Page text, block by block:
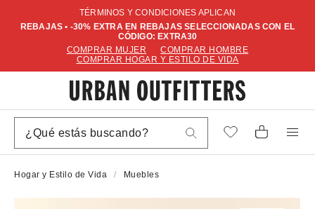
TÉRMINOS Y CONDICIONES APLICAN
REBAJAS • -30% EXTRA EN REBAJAS SELECCIONADAS CON EL
CÓDIGO: EXTRA30
COMPRAR MUJER
COMPRAR HOMBRE
COMPRAR HOGAR Y ESTILO DE VIDA
Hogar y Estilo de Vida Muebles